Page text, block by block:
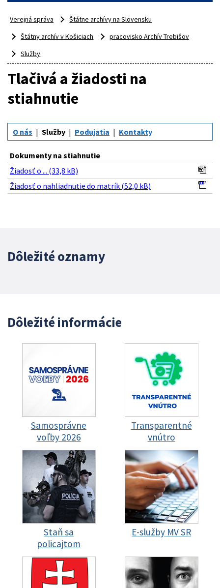
Verejná správa
Štátne archívy na Slovensku
Štátny archív v Košiciach
pracovisko Archív Trebišov
Služby
Tlačivá a žiadosti na
stiahnutie
O nás Služby Podujatia Kontakty
Dokumenty na stiahnutie
Žiadosť o ... (33,8 kB)
Žiadosť o nahliadnutie do matrík (52,0 kB)
Dôležité oznamy
Dôležité informácie
Samosprávne
voľby 2026
Transparentné
vnútro
Staň sa
policajtom
E-služby MV SR